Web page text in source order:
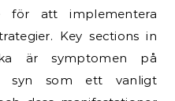
för att implementera
Key sections in
är symptomen på
syn som ett vanligt